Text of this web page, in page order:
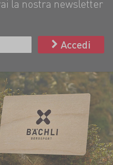
la nostra newsletter
Accedi